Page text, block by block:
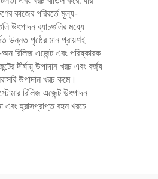
কাজের পরিবর্তে মূল্য-
উৎপাদন ব্যাচগুলির মধ্যে
উন্নত পৃষ্ঠের মান প্রায়শই
রিলিজ এজেন্ট এবং পরিষ্কারক
দীর্ঘায়ু উপাদান খরচ এবং বর্জ্য
উপাদান খরচ কমে।
রিলিজ এজেন্ট উৎপাদন
এবং হ্রাসপ্রাপ্ত বহন খরচে